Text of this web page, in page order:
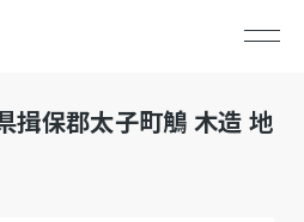
揖保郡太子町鵤 木造 地